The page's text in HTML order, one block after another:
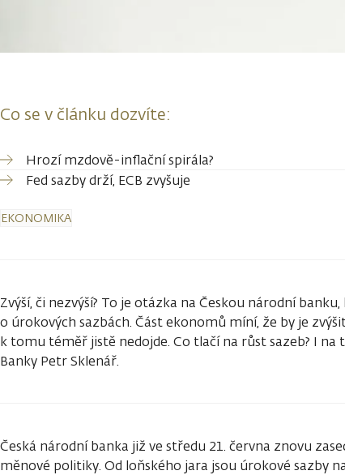
Co se v článku dozvíte:
Hrozí mzdově-inflační spirála?
Fed sazby drží, ECB zvyšuje
EKONOMIKA
Zvýší, či nezvýší? To je otázka na Českou národní
o úrokových sazbách. Část ekonomů míní, že by je
k tomu téměř jistě nedojde. Co tlačí na růst sazeb? I na
Banky Petr Sklenář.
Česká národní banka již ve středu 21. června znovu
měnové politiky. Od loňského jara jsou úrokové sazby